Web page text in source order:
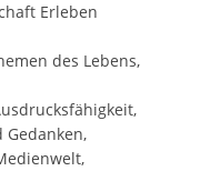
Erleben
des Lebens,